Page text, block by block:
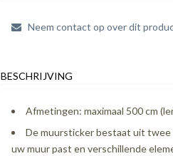
Neem contact op over dit
BESCHRIJVING
Afmetingen: maximaal 500 cm
De muursticker bestaat uit
uw muur past en verschillende